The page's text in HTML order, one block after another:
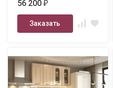
56 200₽
Заказать